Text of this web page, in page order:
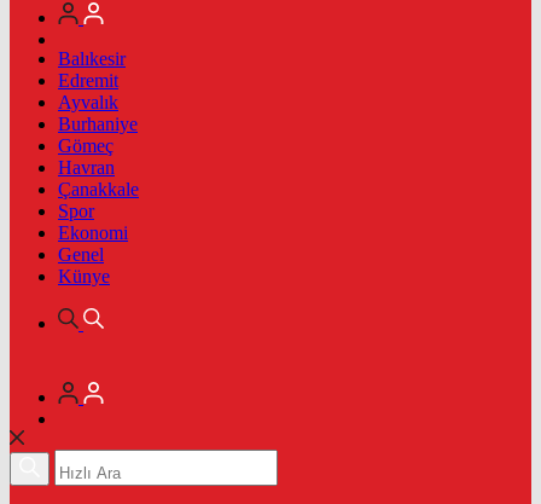
Balıkesir
Edremit
Ayvalık
Burhaniye
Gömeç
Havran
Çanakkale
Spor
Ekonomi
Genel
Künye